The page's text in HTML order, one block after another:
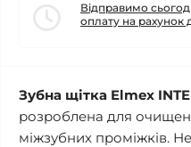
Відправимо
оплату на рахунок
Зубна щітка Elmex
розроблена для
міжзубних проміжків.